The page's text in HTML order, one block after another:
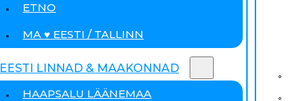
ETNO
MA ♥ EESTI / TALLINN
EESTI LINNAD & MAAKONNAD
HAAPSALU LÄÄNEMAA